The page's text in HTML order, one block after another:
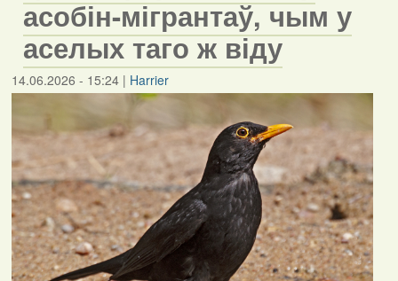
асобін-мігрантаў, чым у
аселых таго ж віду
14.06.2026 - 15:24| Harrier